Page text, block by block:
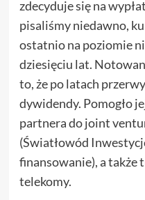
zdecyduje się na
pisaliśmy niedawno,
ostatnio na poziomie
dziesięciu lat.
to, że po latach
dywidendy. Pomogło
partnera do joint
(Światłowód
finansowanie), a także
telekomy.